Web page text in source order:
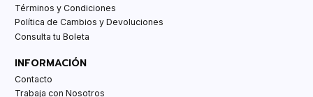
Términos y Condiciones
Política de Cambios y Devoluciones
Consulta tu Boleta
INFORMACIÓN
Contacto
Trabaja con Nosotros